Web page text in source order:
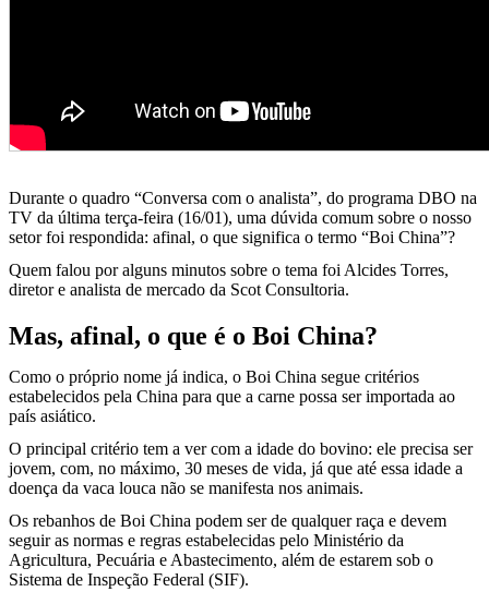
Durante o quadro “Conversa com o analista”, do programa DBO na
TV da última terça-feira (16/01), uma dúvida comum sobre o nosso
setor foi respondida: afinal, o que significa o termo “Boi China”?
Quem falou por alguns minutos sobre o tema foi Alcides Torres,
diretor e analista de mercado da Scot Consultoria.
Mas, afinal, o que é o Boi China?
Como o próprio nome já indica, o Boi China segue critérios
estabelecidos pela China para que a carne possa ser importada ao
país asiático.
O principal critério tem a ver com a idade do bovino: ele precisa ser
jovem, com, no máximo, 30 meses de vida, já que até essa idade a
doença da vaca louca não se manifesta nos animais.
Os rebanhos de Boi China podem ser de qualquer raça e devem
seguir as normas e regras estabelecidas pelo Ministério da
Agricultura, Pecuária e Abastecimento, além de estarem sob o
Sistema de Inspeção Federal (SIF).